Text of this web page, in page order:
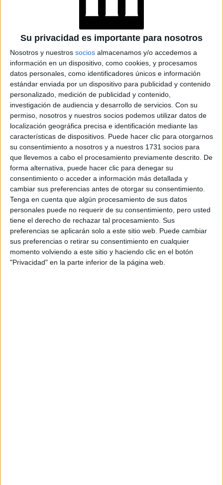
Su privacidad es importante para nosotros
Nosotros y nuestros socios almacenamos y/o accedemos a
información en un dispositivo, como cookies, y procesamos
datos personales, como identificadores únicos e información
estándar enviada por un dispositivo para publicidad y contenido
personalizado, medición de publicidad y contenido,
investigación de audiencia y desarrollo de servicios. Con su
permiso, nosotros y nuestros socios podemos utilizar datos de
localización geográfica precisa e identificación mediante las
características de dispositivos. Puede hacer clic para otorgarnos
su consentimiento a nosotros y a nuestros 1731 socios para
que llevemos a cabo el procesamiento previamente descrito. De
forma alternativa, puede hacer clic para denegar su
consentimiento o acceder a información más detallada y
cambiar sus preferencias antes de otorgar su consentimiento.
Tenga en cuenta que algún procesamiento de sus datos
personales puede no requerir de su consentimiento, pero usted
tiene el derecho de rechazar tal procesamiento. Sus
preferencias se aplicarán solo a este sitio web. Puede cambiar
sus preferencias o retirar su consentimiento en cualquier
momento volviendo a este sitio y haciendo clic en el botón
"Privacidad" en la parte inferior de la página web.
Accedé a los beneficios para suscriptores
Contenidos exclusivos
Sorteos
Descuentos en publicaciones
Participación en los eventos organizados por
Editorial Perfil.
Suscribite ahora
COMPARTÍ ESTA NOTA
EN ESTA NOTA
TEMAS: PRADA GIVENCHY TENDENCIAS LOOKS
Comentarios